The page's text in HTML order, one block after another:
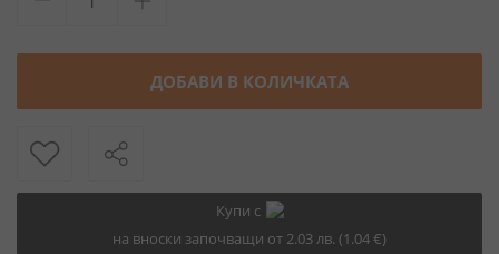
ДОБАВИ В КОЛИЧКАТА
Купи с
на вноски започващи от 2.03 лв. (1.04 €)